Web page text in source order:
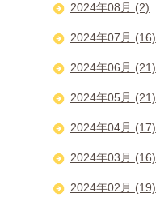
2024年08月 (2)
2024年07月 (16)
2024年06月 (21)
2024年05月 (21)
2024年04月 (17)
2024年03月 (16)
2024年02月 (19)